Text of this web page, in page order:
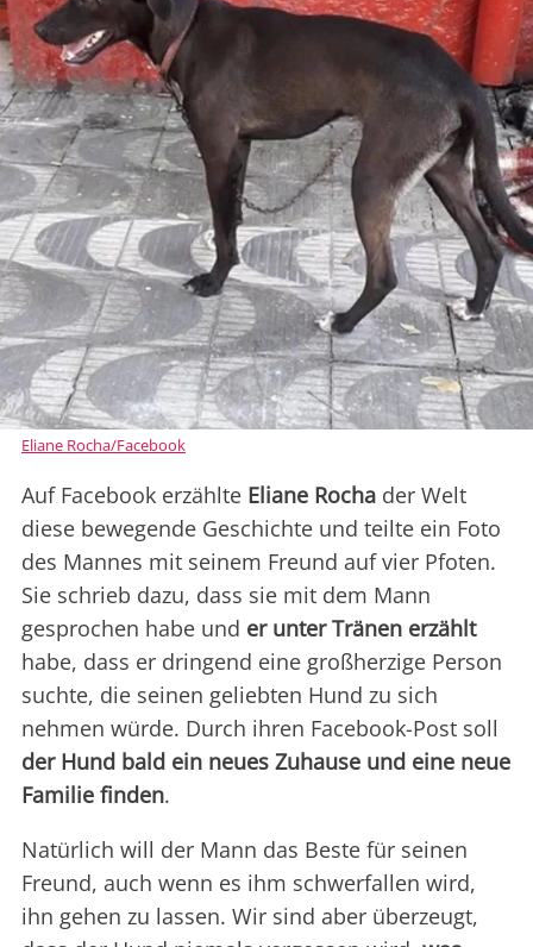
Eliane Rocha/Facebook
Auf Facebook erzählte Eliane Rocha der Welt
diese bewegende Geschichte und teilte ein Foto
des Mannes mit seinem Freund auf vier Pfoten.
Sie schrieb dazu, dass sie mit dem Mann
gesprochen habe und er unter Tränen erzählt
habe, dass er dringend eine großherzige Person
suchte, die seinen geliebten Hund zu sich
nehmen würde. Durch ihren Facebook-Post soll
der Hund bald ein neues Zuhause und eine neue
Familie finden.
Natürlich will der Mann das Beste für seinen
Freund, auch wenn es ihm schwerfallen wird,
ihn gehen zu lassen. Wir sind aber überzeugt,